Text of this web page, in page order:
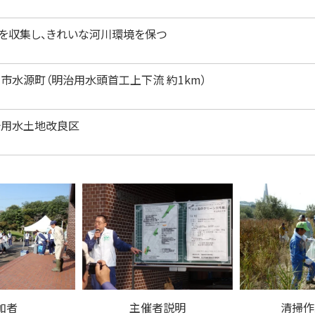
収集し、きれいな河川環境を保つ
水源町（明治用水頭首工上下流 約1km）
水土地改良区
者 主催者説明 清掃